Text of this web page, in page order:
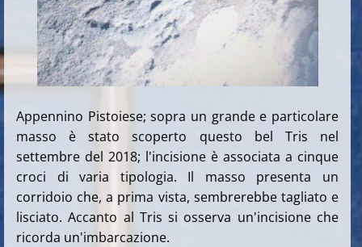
Appennino Pistoiese; sopra un grande e particolare
masso è stato scoperto questo bel Tris nel
settembre del 2018; l'incisione è associata a cinque
croci di varia tipologia. Il masso presenta un
corridoio che, a prima vista, sembrerebbe tagliato e
lisciato. Accanto al Tris si osserva un'incisione che
ricorda un'imbarcazione.